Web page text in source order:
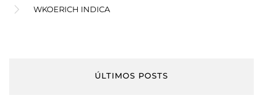
WKOERICH INDICA
ÚLTIMOS POSTS